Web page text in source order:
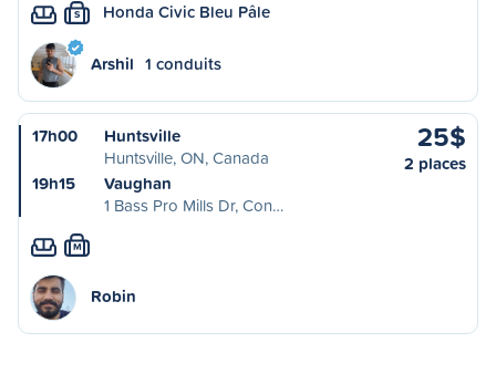
S Honda Civic Bleu Pâle
Arshil 1 conduits
17h00
Huntsville
Huntsville, ON, Canada
19h15
Vaughan
1 Bass Pro Mills Dr, Con…
25$
2 places
M
Robin